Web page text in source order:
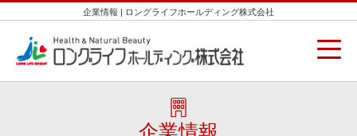
企業情報 | ロングライフホールディング株式会社
企業情報